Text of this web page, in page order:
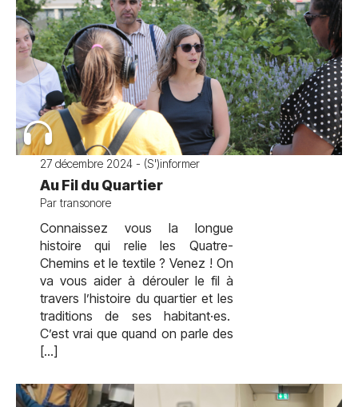
27 décembre 2024 - (S')informer
Au Fil du Quartier
Par transonore
Connaissez vous la longue
histoire qui relie les Quatre-
Chemins et le textile ? Venez ! On
va vous aider à dérouler le fil à
travers l’histoire du quartier et les
traditions de ses habitant·es.
C’est vrai que quand on parle des
[…]